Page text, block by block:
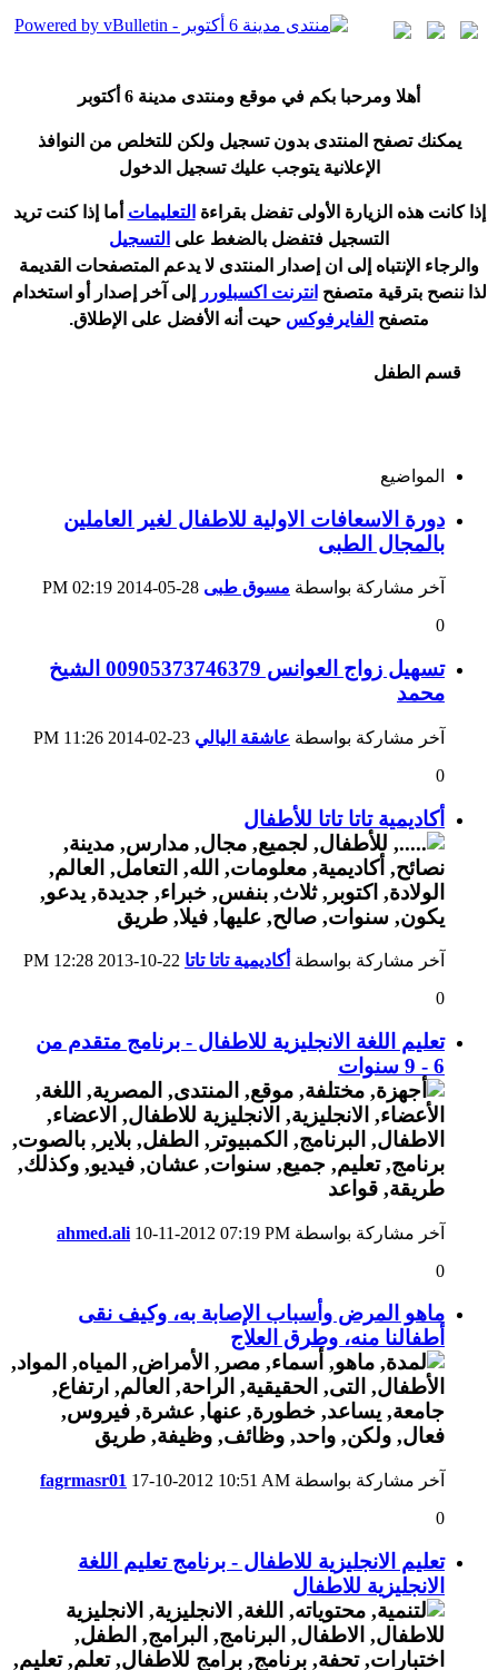
هلا ومرحبا بكم في موقع ومنتدى مدينة 6 أكتوبر
يمكنك تصفح المنتدى بدون تسجيل ولكن للتخلص من النوافذ
الإعلانية يتوجب عليك تسجيل الدخول
إذا كانت هذه الزيارة الأولى تفضل بقراءة التعليمات ما إذا كنت تريد
التسجيل فتفضل بالضغط على التسجيل
والرجاء الإنتباه إلى ان إصدار المنتدى لا يدعم المتصفحات القديمة
لذا ننصح بترقية متصفح انترنت اكسبلورر إلى آخر إصدار أو استخدام
متصفح الفايرفوكس حيت نه الأفضل على الإطلاق.
قسم الطفل
المواضيع
دورة الاسعافات الاولية للاطفال لغير العاملين
بالمجال الطبى
آخر مشاركة بواسطة مسوق طبى
02:19 PM
0
تسهيل زواج العوانس 00905373746379 الشيخ
محمد
آخر مشاركة بواسطة عاشقة اليالي
11:26 PM
0
أكاديمية تاتا تاتا للأطفال
آخر مشاركة بواسطة أكاديمية تاتا تاتا
12:28 PM
0
تعليم اللغة الانجليزية للاطفال - برنامج متقدم من
6 - 9 سنوات
آخر مشاركة بواسطة ahmed.ali 10-11-2012 07:19 PM
0
ماهو المرض وأسباب الإصابة به، وكيف نقى
أطفالنا منه، وطرق العلاج
آخر مشاركة بواسطة fagrmasr01 17-10-2012 10:51 AM
0
تعليم الانجليزية للاطفال - برنامج تعليم اللغة
الانجليزية للاطفال